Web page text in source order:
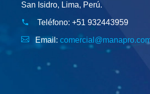
San Isidro, Lima, Perú.
Teléfono: +51 932443959
Email: